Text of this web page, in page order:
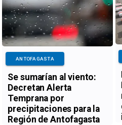
Se sumarían al viento:
Decretan Alerta
Temprana por
precipitaciones para la
Región de Antofagasta
ANTOFAGASTA